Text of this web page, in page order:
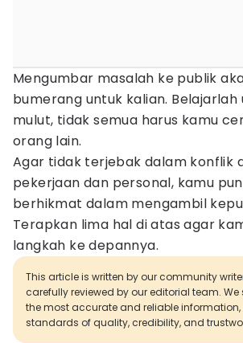
Mengumbar masalah ke publik
bumerang untuk kalian.
mulut, tidak semua harus kamu
orang lain.
Agar tidak terjebak dalam konflik
pekerjaan dan personal, kamu
berhikmat dalam mengambil
Terapkan lima hal di atas agar
langkah ke depannya.
This article is written by our community
carefully reviewed by our editorial team. We
the most accurate and reliable
standards of quality, credibility, and